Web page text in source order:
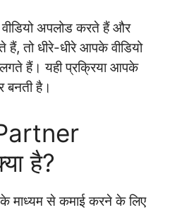
अपलोड करते हैं और
हैं, तो धीरे-धीरे आपके वीडियो
हैं। यही प्रक्रिया आपके
बनती है।
है?
के माध्यम से कमाई करने के लिए